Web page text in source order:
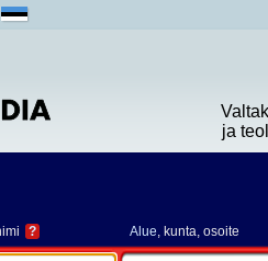
ja
? Alue, kunta, osoite